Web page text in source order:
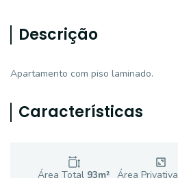
Descrição
Apartamento com piso laminado.
Características
Área Total 93m² Área Privativa